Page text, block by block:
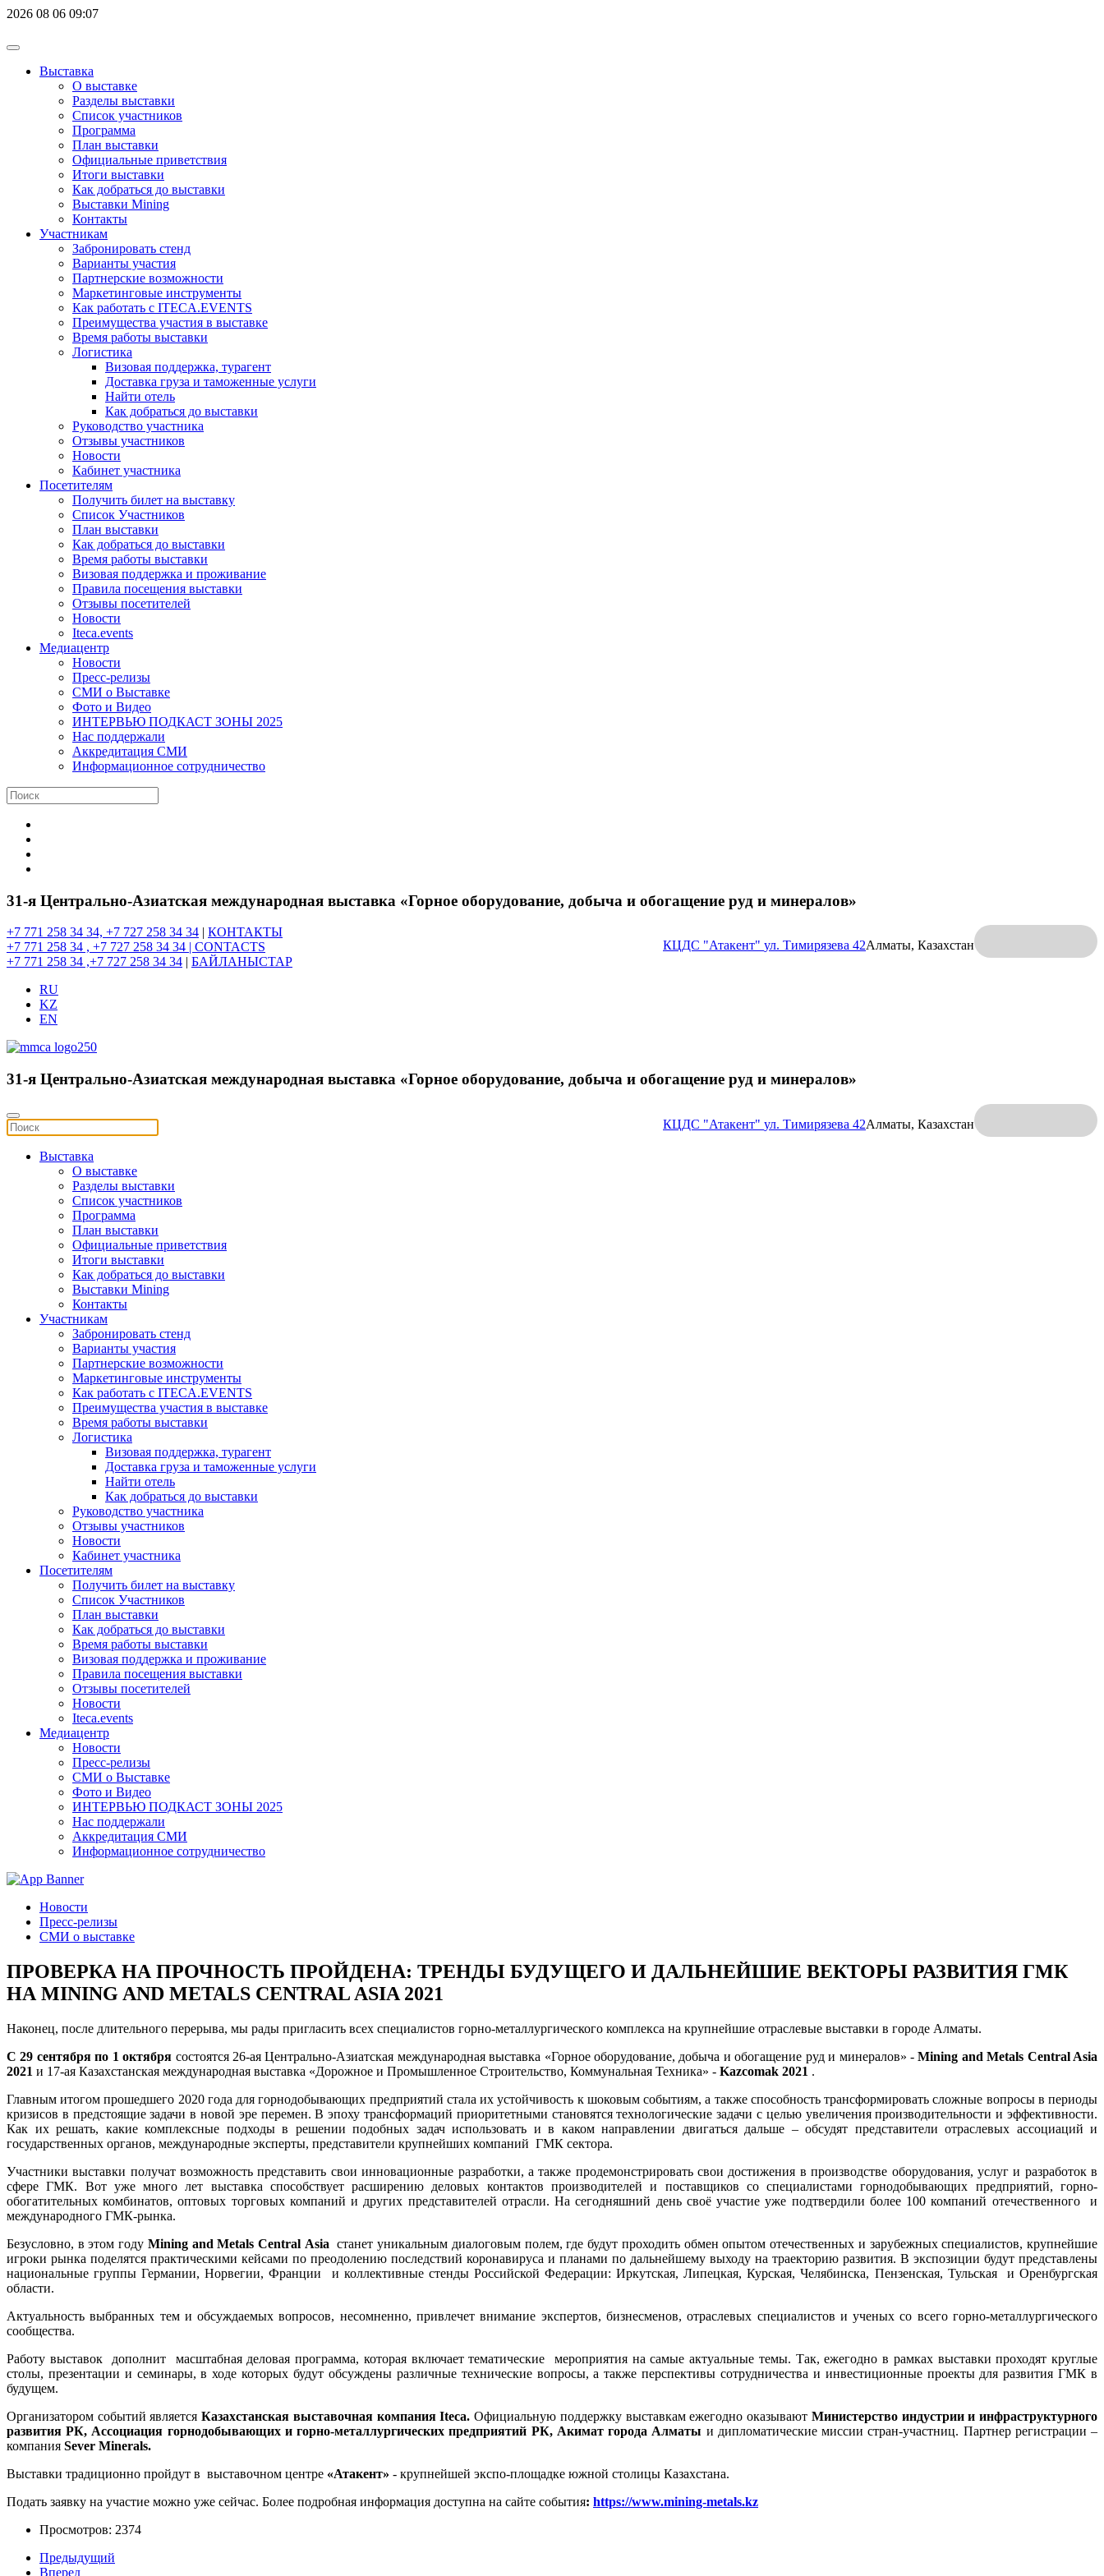
2026 08 06 09:07
Выставка
О выставке
Разделы выставки
Список участников
Программа
План выставки
Официальные приветствия
Итоги выставки
Как добраться до выставки
Выставки Mining
Контакты
Участникам
Забронировать стенд
Варианты участия
Партнерские возможности
Маркетинговые инструменты
Как работать с ITECA.EVENTS
Преимущества участия в выставке
Время работы выставки
Логистика
Визовая поддержка, турагент
Доставка груза и таможенные услуги
Найти отель
Как добраться до выставки
Руководство участника
Отзывы участников
Новости
Кабинет участника
Посетителям
Получить билет на выставку
Список Участников
План выставки
Как добраться до выставки
Время работы выставки
Визовая поддержка и проживание
Правила посещения выставки
Отзывы посетителей
Новости
Iteca.events
Медиацентр
Новости
Пресс-релизы
СМИ о Выставке
Фото и Видео
ИНТЕРВЬЮ ПОДКАСТ ЗОНЫ 2025
Нас поддержали
Аккредитация СМИ
Информационное сотрудничество
31-я Центрально-Азиатская международная выставка «Горное оборудование, добыча и обогащение руд и минералов»
Алматы, Казахстан
КЦДС "Атакент" ул. Тимирязева 42
+7 771 258 34 34, +7 727 258 34 34 | КОНТАКТЫ
+7 771 258 34 , +7 727 258 34 34 | CONTACTS
+7 771 258 34 ,+7 727 258 34 34 | БАЙЛАНЫСТАР
RU
KZ
EN
31-я Центрально-Азиатская международная выставка «Горное оборудование, добыча и обогащение руд и минералов»
Алматы, Казахстан
КЦДС "Атакент" ул. Тимирязева 42
Выставка
О выставке
Разделы выставки
Список участников
Программа
План выставки
Официальные приветствия
Итоги выставки
Как добраться до выставки
Выставки Mining
Контакты
Участникам
Забронировать стенд
Варианты участия
Партнерские возможности
Маркетинговые инструменты
Как работать с ITECA.EVENTS
Преимущества участия в выставке
Время работы выставки
Логистика
Визовая поддержка, турагент
Доставка груза и таможенные услуги
Найти отель
Как добраться до выставки
Руководство участника
Отзывы участников
Новости
Кабинет участника
Посетителям
Получить билет на выставку
Список Участников
План выставки
Как добраться до выставки
Время работы выставки
Визовая поддержка и проживание
Правила посещения выставки
Отзывы посетителей
Новости
Iteca.events
Медиацентр
Новости
Пресс-релизы
СМИ о Выставке
Фото и Видео
ИНТЕРВЬЮ ПОДКАСТ ЗОНЫ 2025
Нас поддержали
Аккредитация СМИ
Информационное сотрудничество
Новости
Пресс-релизы
СМИ о выставке
ПРОВЕРКА НА ПРОЧНОСТЬ ПРОЙДЕНА: ТРЕНДЫ БУДУЩЕГО И ДАЛЬНЕЙШИЕ ВЕКТОРЫ РАЗВИТИЯ ГМК
НА MINING AND METALS CENTRAL ASIA 2021
Наконец, после длительного перерыва, мы рады пригласить всех специалистов горно-металлургического комплекса на крупнейшие отраслевые выставки в городе Алматы.
С 29 сентября по 1 октября состоятся 26-ая Центрально-Азиатская международная выставка «Горное оборудование, добыча и обогащение руд и минералов» -Mining and Metals Central Asia
2021 и 17-ая Казахстанская международная выставка «Дорожное и Промышленное Строительство, Коммунальная Техника» - Kazcomak 2021 .
Главным итогом прошедшего 2020 года для горнодобывающих предприятий стала их устойчивость к шоковым событиям, а также способность трансформировать сложные вопросы в периоды
кризисов в предстоящие задачи в новой эре перемен. В эпоху трансформаций приоритетными становятся технологические задачи с целью увеличения производительности и эффективности.
Как их решать, какие комплексные подходы в решении подобных задач использовать и в каком направлении двигаться дальше – обсудят представители отраслевых ассоциаций и
государственных органов, международные эксперты, представители крупнейших компаний ГМК сектора.
Участники выставки получат возможность представить свои инновационные разработки, а также продемонстрировать свои достижения в производстве оборудования, услуг и разработок в
сфере ГМК. Вот уже много лет выставка способствует расширению деловых контактов производителей и поставщиков со специалистами горнодобывающих предприятий, горно-
обогатительных комбинатов, оптовых торговых компаний и других представителей отрасли. На сегодняшний день своё участие уже подтвердили более 100 компаний отечественного и
международного ГМК-рынка.
Безусловно, в этом году Mining and Metals Central Asia
станет уникальным диалоговым полем, где будут проходить обмен опытом отечественных и зарубежных специалистов, крупнейшие
игроки рынка поделятся практическими кейсами по преодолению последствий коронавируса и планами по дальнейшему выходу на траекторию развития. В экспозиции будут представлены
национальные группы Германии, Норвегии, Франции и коллективные стенды Российской Федерации: Иркутская, Липецкая, Курская, Челябинска, Пензенская, Тульская и Оренбургская
области.
Актуальность выбранных тем и обсуждаемых вопросов, несомненно, привлечет внимание экспертов, бизнесменов, отраслевых специалистов и ученых со всего горно-металлургического
сообщества.
Работу выставок дополнит масштабная деловая программа, которая включает тематические мероприятия на самые актуальные темы. Так, ежегодно в рамках выставки проходят круглые
столы, презентации и семинары, в ходе которых будут обсуждены различные технические вопросы, а также перспективы сотрудничества и инвестиционные проекты для развития ГМК в
будущем.
Организатором событий являетсяКазахстанская выставочная компания Iteca. Официальную поддержку выставкам ежегодно оказывают Министерство индустрии и инфраструктурного
развития РК, Ассоциация горнодобывающих и горно-металлургических предприятий РК, Акимат города Алматы и дипломатические миссии стран-участниц. Партнер регистрации –
компания Sever Minerals.
Выставки традиционно пройдут в выставочном центре «Атакент» - крупнейшей экспо-площадке южной столицы Казахстана.
Подать заявку на участие можно уже сейчас. Более подробная информация доступна на сайте события: https://www.mining-metals.kz
Просмотров: 2374
Предыдущий
Вперед